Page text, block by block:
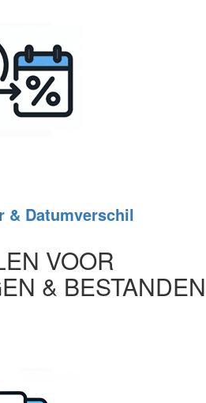
& Datumverschil
VOOR
& BESTANDEN